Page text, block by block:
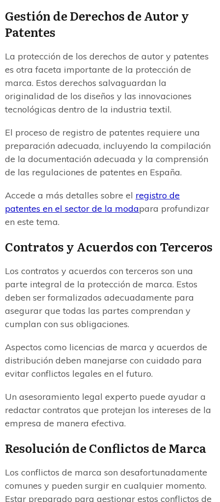
Gestión de Derechos de Autor y
Patentes
La protección de los derechos de autor y patentes
es otra faceta importante de la protección de
marca. Estos derechos salvaguardan la
originalidad de los diseños y las innovaciones
tecnológicas dentro de la industria textil.
El proceso de registro de patentes requiere una
preparación adecuada, incluyendo la compilación
de la documentación adecuada y la comprensión
de las regulaciones de patentes en España.
Accede a más detalles sobre el registro de
patentes en el sector de la modapara profundizar
en este tema.
Contratos y Acuerdos con Terceros
Los contratos y acuerdos con terceros son una
parte integral de la protección de marca. Estos
deben ser formalizados adecuadamente para
asegurar que todas las partes comprendan y
cumplan con sus obligaciones.
Aspectos como licencias de marca y acuerdos de
distribución deben manejarse con cuidado para
evitar conflictos legales en el futuro.
Un asesoramiento legal experto puede ayudar a
redactar contratos que protejan los intereses de la
empresa de manera efectiva.
Resolución de Conflictos de Marca
Los conflictos de marca son desafortunadamente
comunes y pueden surgir en cualquier momento.
Estar preparado para gestionar estos conflictos de